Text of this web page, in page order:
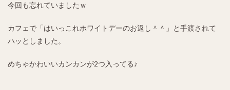
今回も忘れていましたｗ
カフェで「はいっこれホワイトデーのお返し＾＾」と手渡されて
ハッとしました。
めちゃかわいいカンカンが2つ入ってる♪